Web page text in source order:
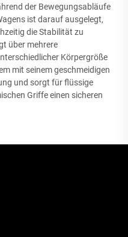
der Bewegungsabläufe
ist darauf ausgelegt,
die Stabilität zu
über mehrere
Körpergröße
mit seinem geschmeidigen
und sorgt für flüssige
Griffe einen sicheren